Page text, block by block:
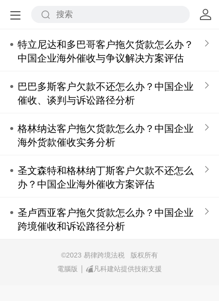
特立尼达和多巴哥客户拖欠货款怎么办？
中国企业海外催收与争议解决方案评估
巴巴多斯客户欠款不还怎么办？中国企业
催收、谈判与诉讼路径分析
格林纳达客户拖欠货款怎么办？中国企业
海外货款催收实务分析
圣文森特和格林纳丁斯客户欠款不还怎么
办？中国企业海外催收方案评估
圣卢西亚客户拖欠货款怎么办？中国企业
跨境催收和诉讼路径分析
©2023 易律跨境法税 版权所有
電腦版
凡科建站提供技術支援